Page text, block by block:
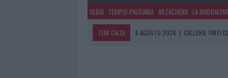
OLBIA TEMPIO PAUSANIA ARZACHENA LA
TEMI CALDI 6 AGOSTO 2026 | GALLURA, FINTI